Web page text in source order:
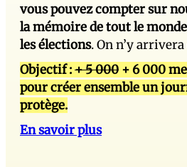
vous pouvez compter sur
la mémoire de tout le
les élections. On n’y arrivera
Objectif :+ 5 000 + 6 000
pour créer ensemble un
protège.
En savoir plus